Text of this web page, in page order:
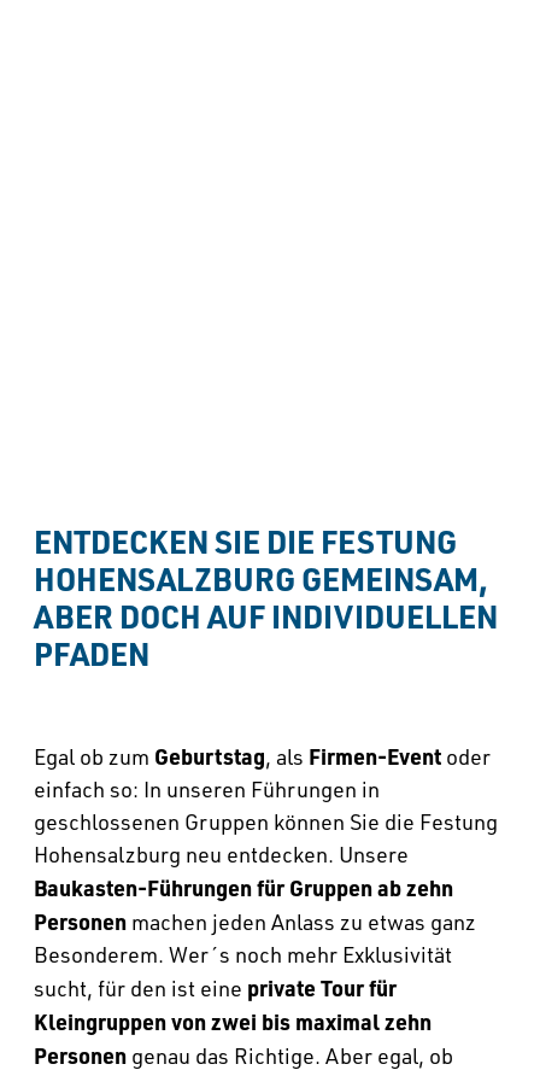
----
--
ENTDECKEN SIE DIE FESTUNG
HOHENSALZBURG GEMEINSAM,
ABER DOCH AUF INDIVIDUELLEN
PFADEN
Egal ob zum Geburtstag, als Firmen-Event oder
einfach so: In unseren Führungen in
geschlossenen Gruppen können Sie die Festung
Hohensalzburg neu entdecken. Unsere
Baukasten-Führungen für Gruppen ab zehn
Personen machen jeden Anlass zu etwas ganz
Besonderem. Wer´s noch mehr Exklusivität
sucht, für den ist eine private Tour für
Kleingruppenvon zwei bis maximal zehn
Personen genau das Richtige. Aber egal, ob